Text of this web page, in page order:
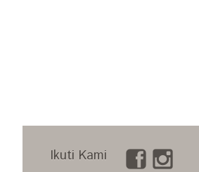
Ikuti Kami